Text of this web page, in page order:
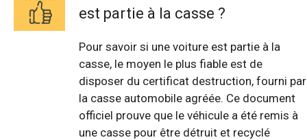
est partie à la casse ?
Pour savoir si une voiture est partie à la
casse, le moyen le plus fiable est de
disposer du certificat destruction, fourni par
la casse automobile agréée. Ce document
officiel prouve que le véhicule a été remis à
une casse pour être détruit et recyclé